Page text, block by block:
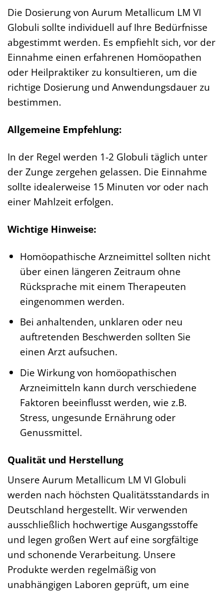
Die Dosierung von Aurum Metallicum LM VI
Globuli sollte individuell auf Ihre Bedürfnisse
abgestimmt werden. Es empfiehlt sich, vor der
Einnahme einen erfahrenen Homöopathen
oder Heilpraktiker zu konsultieren, um die
richtige Dosierung und Anwendungsdauer zu
bestimmen.
Allgemeine Empfehlung:
In der Regel werden 1-2 Globuli täglich unter
der Zunge zergehen gelassen. Die Einnahme
sollte idealerweise 15 Minuten vor oder nach
einer Mahlzeit erfolgen.
Wichtige Hinweise:
Homöopathische Arzneimittel sollten nicht
über einen längeren Zeitraum ohne
Rücksprache mit einem Therapeuten
eingenommen werden.
Bei anhaltenden, unklaren oder neu
auftretenden Beschwerden sollten Sie
einen Arzt aufsuchen.
Die Wirkung von homöopathischen
Arzneimitteln kann durch verschiedene
Faktoren beeinflusst werden, wie z.B.
Stress, ungesunde Ernährung oder
Genussmittel.
Qualität und Herstellung
Unsere Aurum Metallicum LM VI Globuli
werden nach höchsten Qualitätsstandards in
Deutschland hergestellt. Wir verwenden
ausschließlich hochwertige Ausgangsstoffe
und legen großen Wert auf eine sorgfältige
und schonende Verarbeitung. Unsere
Produkte werden regelmäßig von
unabhängigen Laboren geprüft, um eine